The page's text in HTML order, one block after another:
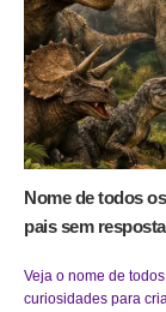
Nome de todos
pais sem resposta
Veja o nome de
curiosidades para